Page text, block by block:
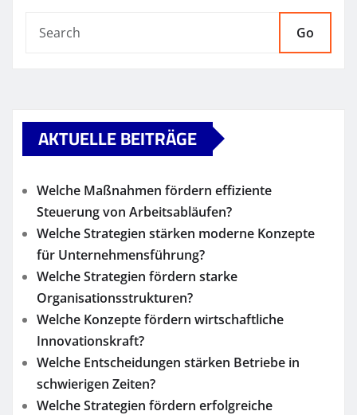
Go
AKTUELLE BEITRÄGE
Welche Maßnahmen fördern effiziente
Steuerung von Arbeitsabläufen?
Welche Strategien stärken moderne Konzepte
für Unternehmensführung?
Welche Strategien fördern starke
Organisationsstrukturen?
Welche Konzepte fördern wirtschaftliche
Innovationskraft?
Welche Entscheidungen stärken Betriebe in
schwierigen Zeiten?
Welche Strategien fördern erfolgreiche